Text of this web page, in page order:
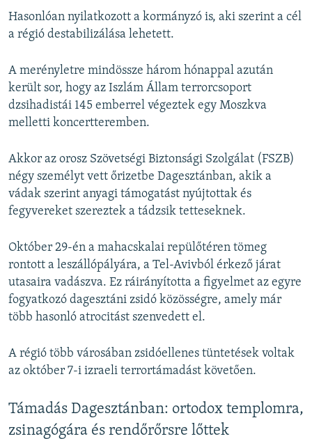
Hasonlóan nyilatkozott a kormányzó is, aki szerint a cél
a régió destabilizálása lehetett.
A merényletre mindössze három hónappal azután
került sor, hogy az Iszlám Állam terrorcsoport
dzsihadistái 145 emberrel végeztek egy Moszkva
melletti koncertteremben.
Akkor az orosz Szövetségi Biztonsági Szolgálat (FSZB)
négy személyt vett őrizetbe Dagesztánban, akik a
vádak szerint anyagi támogatást nyújtottak és
fegyvereket szereztek a tádzsik tetteseknek.
Október 29-én a mahacskalai repülőtéren tömeg
rontott a leszállópályára, a Tel-Avivból érkező járat
utasaira vadászva. Ez ráirányította a figyelmet az egyre
fogyatkozó dagesztáni zsidó közösségre, amely már
több hasonló atrocitást szenvedett el.
A régió több városában zsidóellenes tüntetések voltak
az október 7-i izraeli terrortámadást követően.
Támadás Dagesztánban: ortodox templomra,
zsinagógára és rendőrőrsre lőttek